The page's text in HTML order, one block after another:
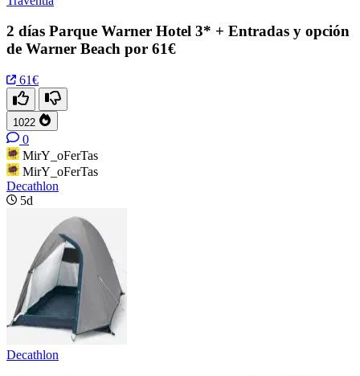
2 días Parque Warner Hotel 3* + Entradas y opción
de Warner Beach por 61€
61€
1022
0
MirY_oFerTas
MirY_oFerTas
Decathlon
5d
Decathlon